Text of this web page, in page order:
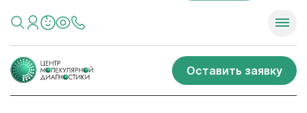
Оставить заявку